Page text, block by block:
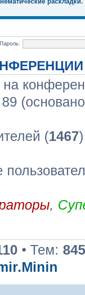
Пароль:
на
(1467
,
• Тем: 845